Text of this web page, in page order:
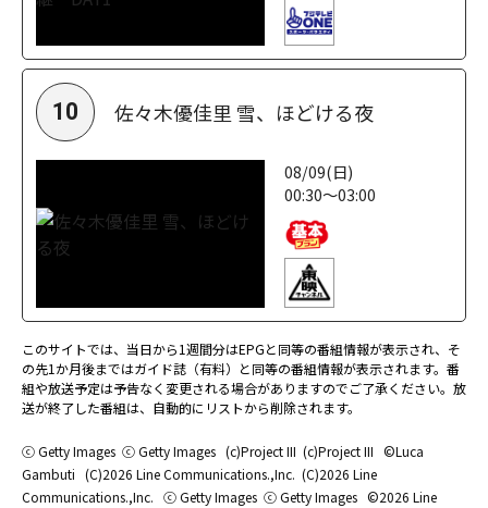
10 佐々木優佳里 雪、ほどける夜
08/09(日)
00:30～03:00
このサイトでは、当日から1週間分はEPGと同等の番組情報が表示され、そ
の先1か月後まではガイド誌（有料）と同等の番組情報が表示されます。番
組や放送予定は予告なく変更される場合がありますのでご了承ください。放
送が終了した番組は、自動的にリストから削除されます。
ⓒ Getty Images ⓒ Getty Images (c)Project III (c)Project III ©Luca
Gambuti (C)2026 Line Communications.,Inc. (C)2026 Line
Communications.,Inc. ⓒ Getty Images ⓒ Getty Images ©2026 Line